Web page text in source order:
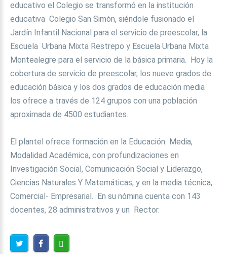
educativo el Colegio se transformó en la institución
educativa Colegio San Simón, siéndole fusionado el
Jardín Infantil Nacional para el servicio de preescolar, la
Escuela Urbana Mixta Restrepo y Escuela Urbana Mixta
Montealegre para el servicio de la básica primaria. Hoy la
cobertura de servicio de preescolar, los nueve grados de
educación básica y los dos grados de educación media
los ofrece a través de 124 grupos con una población
aproximada de 4500 estudiantes.
El plantel ofrece formación en la Educación Media,
Modalidad Académica, con profundizaciones en
Investigación Social, Comunicación Social y Liderazgo,
Ciencias Naturales Y Matemáticas, y en la media técnica,
Comercial- Empresarial. En su nómina cuenta con 143
docentes, 28 administrativos y un Rector.